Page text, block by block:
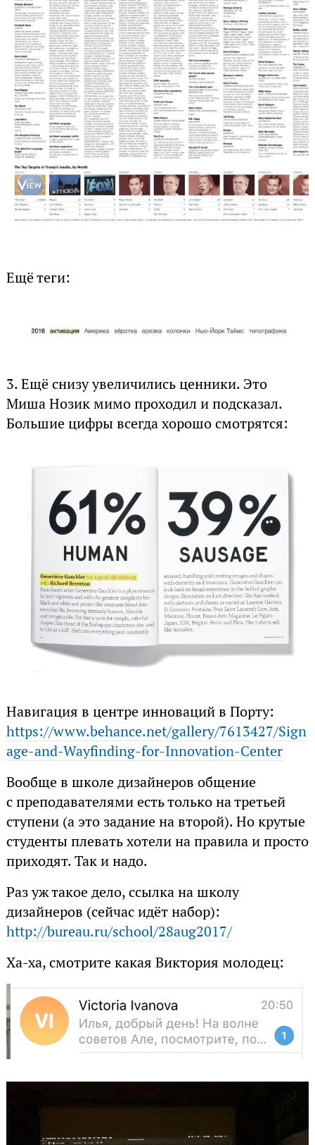
Ещё теги:
3.Ещё снизу увеличились ценники. Это
Миша Нозик мимо проходил и подсказал.
Большие цифры всегда хорошо смотрятся:
Навигация в центре инноваций в Порту:
https://www.behance.net/gallery/7613427/Sign
age-and-Wayfinding-for-Innovation-Center
Вообще в школе дизайнеров общение
с преподавателями есть только на третьей
ступени (а это задание на второй). Но крутые
студенты плевать хотели на правила и просто
приходят. Так и надо.
Раз уж такое дело, ссылка на школу
дизайнеров (сейчас идёт набор):
http://bureau.ru/school/28aug2017/
Ха-ха, смотрите какая Виктория молодец: